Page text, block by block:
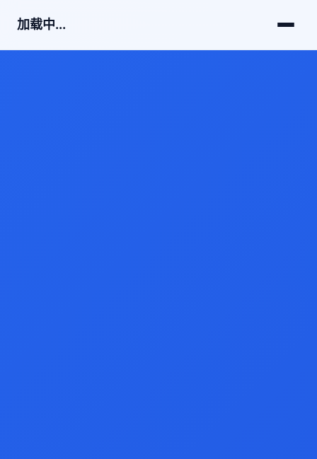
加载中...